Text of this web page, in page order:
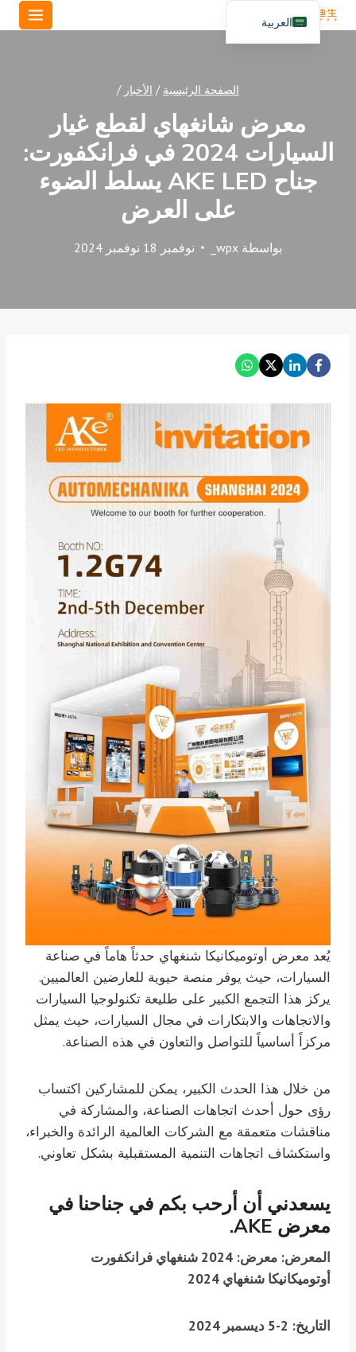
تخطي
إلى
الصفحة الرئيسية / الأخبار /
معرض شانغهاي لقطع غيار
السيارات 2024 في فرانكفورت:
جناح AKE LED يسلط الضوء
على العرض
بواسطة wpx_ نوفمبر 18 نوفمبر 2024
يُعد معرض أوتوميكانيكا شنغهاي حدثاً هاماً في صناعة
السيارات، حيث يوفر منصة حيوية للعارضين العالميين.
يركز هذا التجمع الكبير على طليعة تكنولوجيا السيارات
والاتجاهات والابتكارات في مجال السيارات، حيث يمثل
مركزاً أساسياً للتواصل والتعاون في هذه الصناعة.
من خلال هذا الحدث الكبير، يمكن للمشاركين اكتساب
رؤى حول أحدث اتجاهات الصناعة، والمشاركة في
مناقشات متعمقة مع الشركات العالمية الرائدة والخبراء،
واستكشاف اتجاهات التنمية المستقبلية بشكل تعاوني.
يسعدني أن أرحب بكم في جناحنا في
معرض AKE.
المعرض: معرض: 2024 شنغهاي فرانكفورت
أوتوميكانيكا شنغهاي 2024
التاريخ: 2-5 ديسمبر 2024
العربية
English